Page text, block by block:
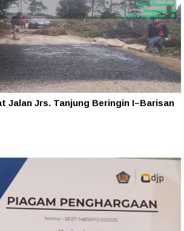
Jalan Jrs. Tanjung Beringin I–Barisan